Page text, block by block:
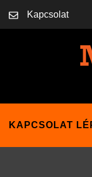
Kapcsolat
KAPCSOLAT